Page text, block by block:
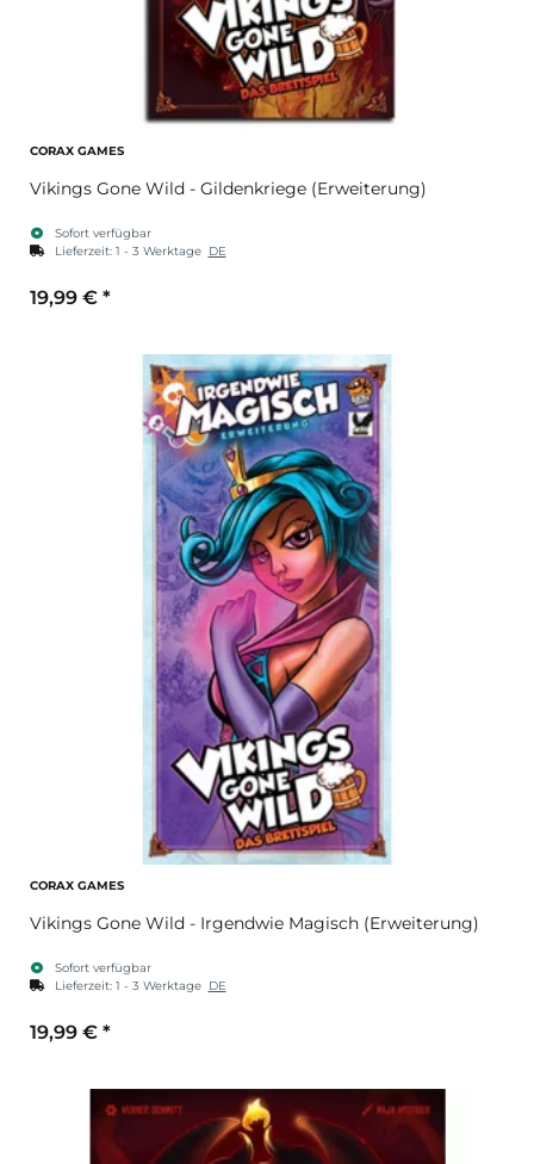
CORAX GAMES
Vikings Gone Wild - Gildenkriege (Erweiterung)
Sofort verfügbar
Lieferzeit: 1 - 3 Werktage DE
19,99 € *
CORAX GAMES
Vikings Gone Wild - Irgendwie Magisch (Erweiterung)
Sofort verfügbar
Lieferzeit: 1 - 3 Werktage DE
19,99 € *